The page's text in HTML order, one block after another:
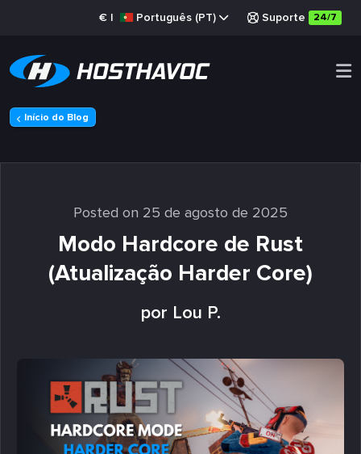
€ | Português (PT) Suporte 24/7
Início do Blog
Posted on 25 de agosto de 2025
Modo Hardcore de Rust
(Atualização Harder Core)
por Lou P.